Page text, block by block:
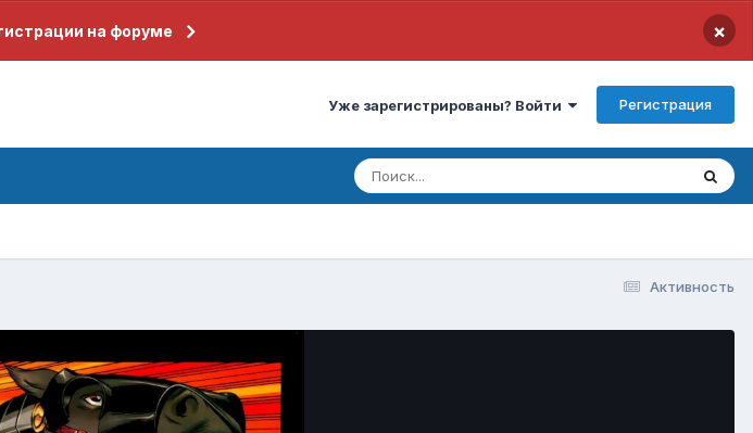
на форуме ×
Уже зарегистрированы? Войти Регистрация
Активность